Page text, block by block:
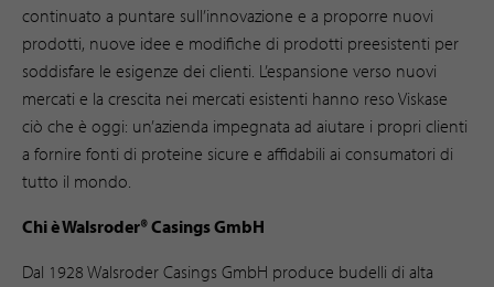
continuato a puntare sull’innovazione e a proporre nuovi
prodotti, nuove idee e modifiche di prodotti preesistenti per
soddisfare le esigenze dei clienti. L’espansione verso nuovi
mercati e la crescita nei mercati esistenti hanno reso Viskase
ciò che è oggi: un’azienda impegnata ad aiutare i propri clienti
a fornire fonti di proteine sicure e affidabili ai consumatori di
tutto il mondo.
Chi è Walsroder® Casings GmbH
Dal 1928 Walsroder Casings GmbH produce budelli di alta